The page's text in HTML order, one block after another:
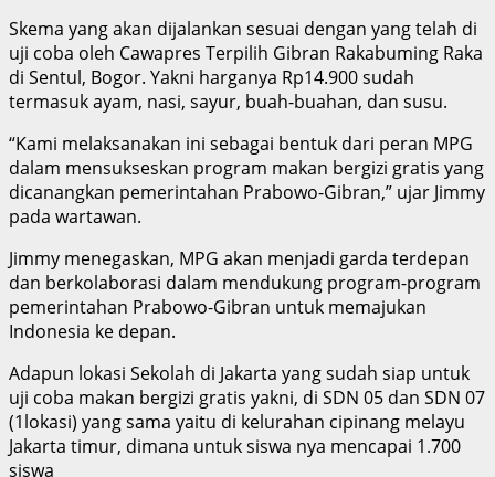
Skema yang akan dijalankan sesuai dengan yang telah di
uji coba oleh Cawapres Terpilih Gibran Rakabuming Raka
di Sentul, Bogor. Yakni harganya Rp14.900 sudah
termasuk ayam, nasi, sayur, buah-buahan, dan susu.
“Kami melaksanakan ini sebagai bentuk dari peran MPG
dalam mensukseskan program makan bergizi gratis yang
dicanangkan pemerintahan Prabowo-Gibran,” ujar Jimmy
pada wartawan.
Jimmy menegaskan, MPG akan menjadi garda terdepan
dan berkolaborasi dalam mendukung program-program
pemerintahan Prabowo-Gibran untuk memajukan
Indonesia ke depan.
Adapun lokasi Sekolah di Jakarta yang sudah siap untuk
uji coba makan bergizi gratis yakni, di SDN 05 dan SDN 07
(1lokasi) yang sama yaitu di kelurahan cipinang melayu
Jakarta timur, dimana untuk siswa nya mencapai 1.700
siswa